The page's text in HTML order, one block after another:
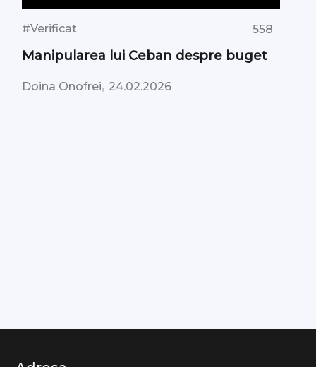
#Verificat 558
Manipularea lui Ceban despre buget
Doina Onofrei, 24.02.2026